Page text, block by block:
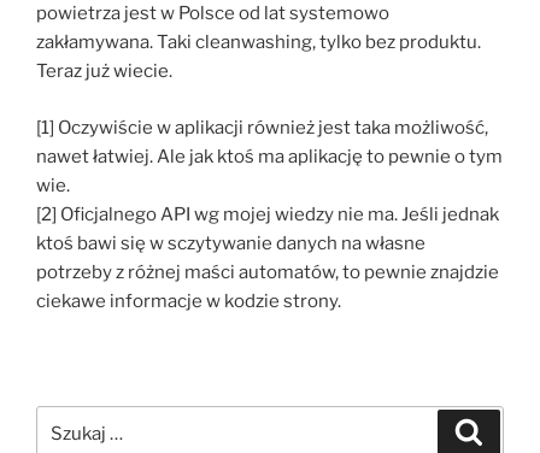
powietrza jest w Polsce od lat systemowo
zakłamywana. Taki cleanwashing, tylko bez produktu.
Teraz już wiecie.
[1] Oczywiście w aplikacji również jest taka możliwość,
nawet łatwiej. Ale jak ktoś ma aplikację to pewnie o tym
wie.
[2] Oficjalnego API wg mojej wiedzy nie ma. Jeśli jednak
ktoś bawi się w sczytywanie danych na własne
potrzeby z różnej maści automatów, to pewnie znajdzie
ciekawe informacje w kodzie strony.